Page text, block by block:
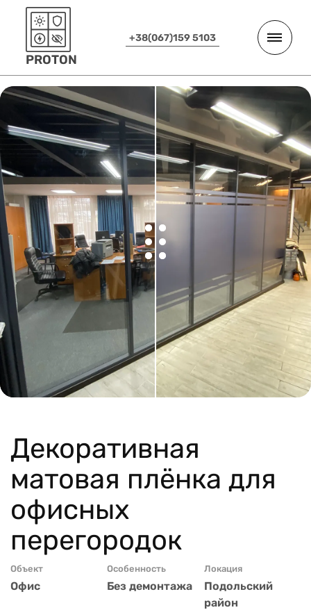
PROTON
+38(067)159 5103
Декоративная
матовая плёнка для
офисных
перегородок
Объект
Офис
Особенность
Без демонтажа
Локация
Подольский
район